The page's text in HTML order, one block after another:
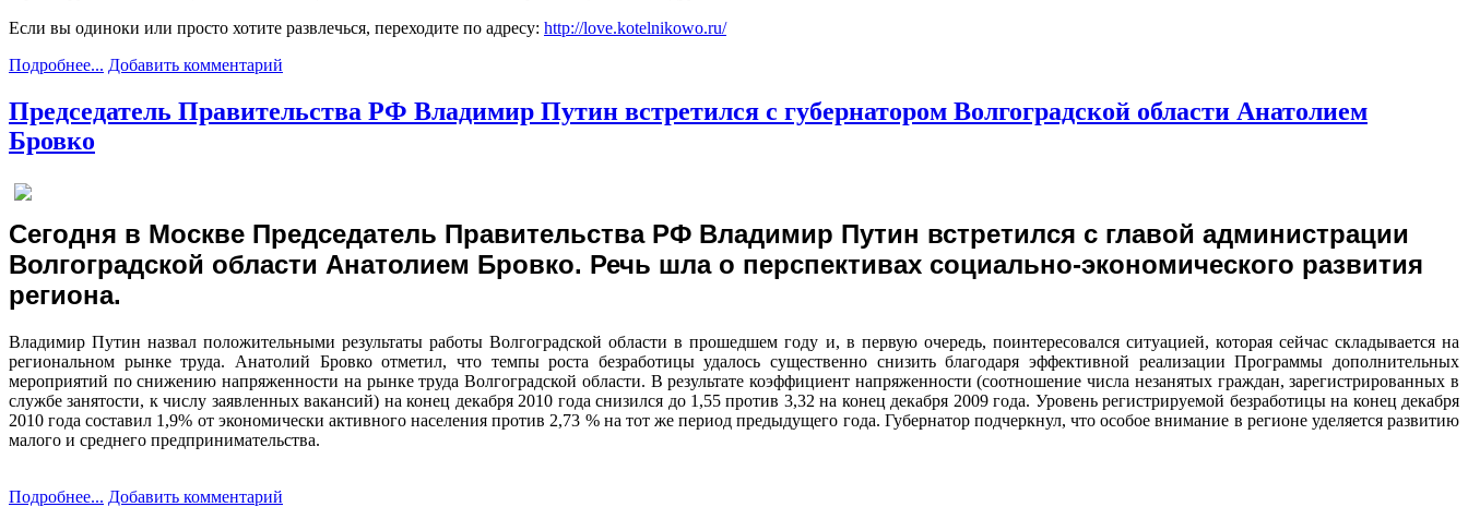
Если вы одиноки или просто хотите развлечься, переходите по адресу: http://love.kotelnikowo.ru/
Подробнее... Добавить комментарий
Председатель Правительства РФ Владимир Путин встретился с губернатором Волгоградской области Анатолием
Бровко
Сегодня в Москве Председатель Правительства РФ Владимир Путин встретился с главой администрации
Волгоградской области Анатолием Бровко. Речь шла о перспективах социально-экономического развития
региона.
Владимир Путин назвал положительными результаты работы Волгоградской области в прошедшем году и, в первую очередь, поинтересовался ситуацией, которая сейчас складывается на
региональном рынке труда. Анатолий Бровко отметил, что темпы роста безработицы удалось существенно снизить благодаря эффективной реализации Программы дополнительных
мероприятий по снижению напряженности на рынке труда Волгоградской области. В результате коэффициент напряженности (соотношение числа незанятых граждан, зарегистрированных в
службе занятости, к числу заявленных вакансий) на конец декабря 2010 года снизился до 1,55 против 3,32 на конец декабря 2009 года. Уровень регистрируемой безработицы на конец декабря
2010 года составил 1,9% от экономически активного населения против 2,73 % на тот же период предыдущего года. Губернатор подчеркнул, что особое внимание в регионе уделяется развитию
малого и среднего предпринимательства.
Подробнее... Добавить комментарий